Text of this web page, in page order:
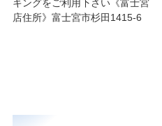
キングをご利用下さい《富士宮
店住所》富士宮市杉田1415-6